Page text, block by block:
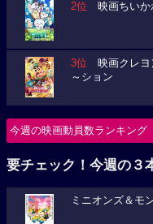
2位 映画ちいか
3位 映画クレヨ
～ション
今週の映画動員数ランキング
要チェック！今週の３
ミニオンズ＆モ